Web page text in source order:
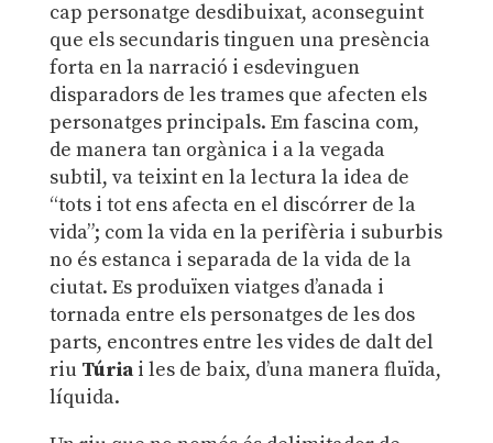
cap personatge desdibuixat, aconseguint
que els secundaris tinguen una presència
forta en la narració i esdevinguen
disparadors de les trames que afecten els
personatges principals. Em fascina com,
de manera tan orgànica i a la vegada
subtil, va teixint en la lectura la idea de
“tots i tot ens afecta en el discórrer de la
vida”; com la vida en la perifèria i suburbis
no és estanca i separada de la vida de la
ciutat. Es produïxen viatges d’anada i
tornada entre els personatges de les dos
parts, encontres entre les vides de dalt del
riu Túriai les de baix, d’una manera fluïda,
líquida.